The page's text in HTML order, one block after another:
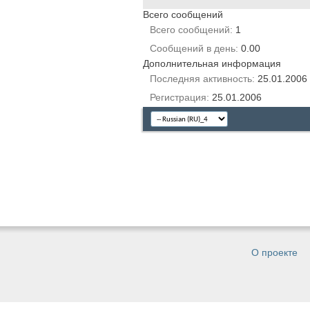
Всего сообщений
Всего сообщений
1
Сообщений в день 0.00
Дополнительная информация
Последняя активность 25.01.2006
Регистрация
25.01.2006
О проекте